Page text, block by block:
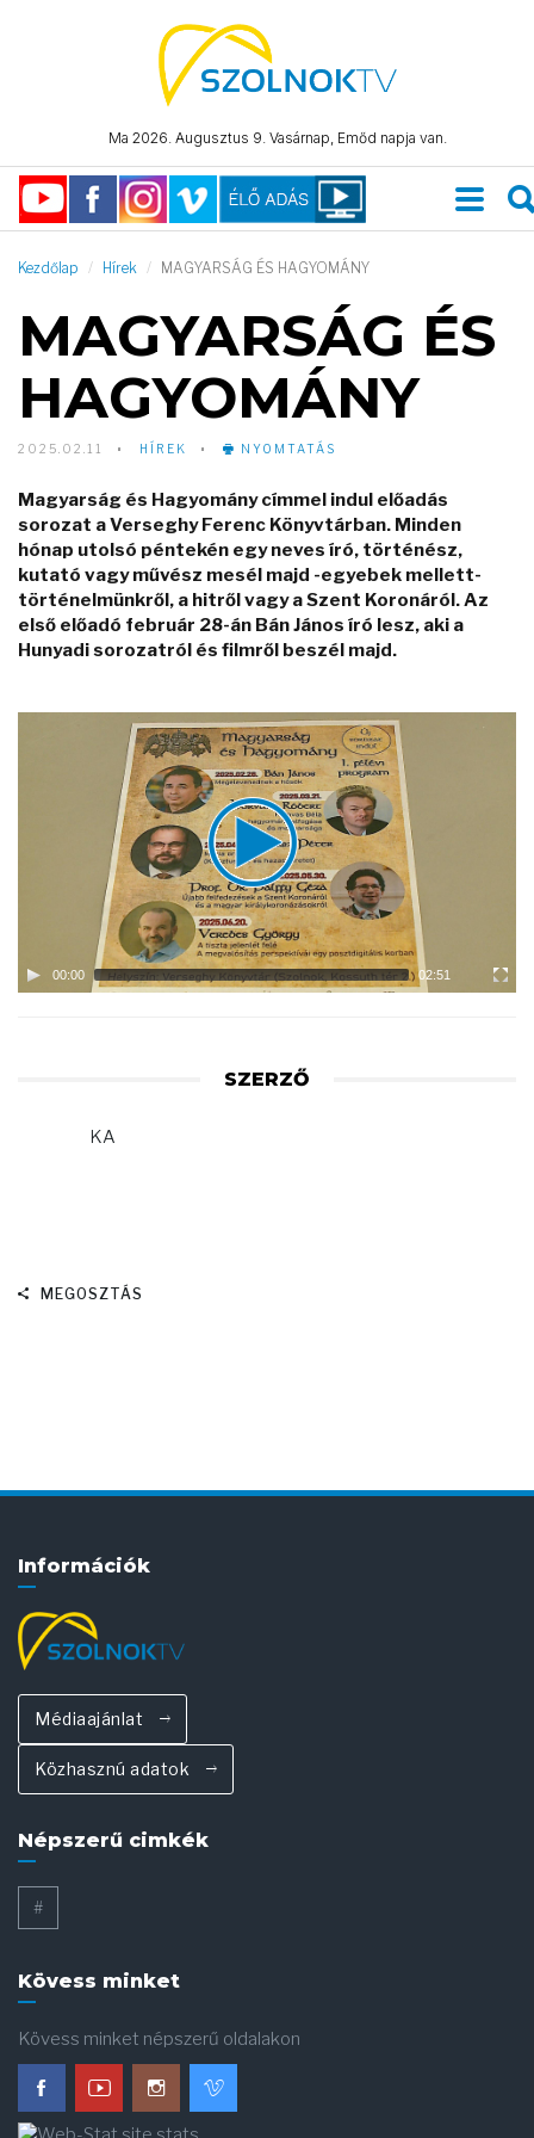
Ma 2026. Augusztus 9. Vasárnap, Emőd napja van.
Kezdőlap Hírek MAGYARSÁG ÉS HAGYOMÁNY
MAGYARSÁG ÉS
HAGYOMÁNY
2025.02.11 HÍREK NYOMTATÁS
Magyarság és Hagyomány címmel indul előadás
sorozat a Verseghy Ferenc Könyvtárban. Minden
hónap utolsó péntekén egy neves író, történész,
kutató vagy művész mesél majd -egyebek mellett-
történelmünkről, a hitről vagy a Szent Koronáról. Az
első előadó február 28-án Bán János író lesz, aki a
Hunyadi sorozatról és filmről beszél majd.
00:00 02:51
SZERZŐ
KA
MEGOSZTÁS
Információk
Médiaajánlat
Közhasznú adatok
Népszerű cimkék
#
Kövess minket
Kövess minket népszerű oldalakon